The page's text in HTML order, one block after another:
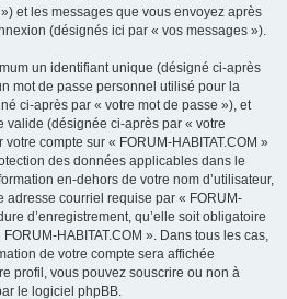
et les messages que vous envoyez après
(désignés ici par « vos messages »).
un identifiant unique (désigné ci-après
mot de passe personnel utilisé pour la
ci-après par « votre mot de passe »), et
(désignée ci-après par « votre
compte sur « FORUM-HABITAT.COM »
des données applicables dans le
en-dehors de votre nom d’utilisateur,
adresse courriel requise par « FORUM-
d’enregistrement, qu’elle soit obligatoire
HABITAT.COM ». Dans tous les cas,
de votre compte sera affichée
profil, vous pouvez souscrire ou non à
le logiciel phpBB.